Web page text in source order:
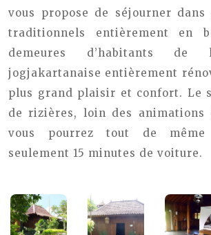
vous propose de séjourner dans
traditionnels entièrement en
demeures d’habitants de
jogjakartanaise entièrement
plus grand plaisir et confort. Le
de rizières, loin des
vous pourrez tout de
seulement 15 minutes de voiture.